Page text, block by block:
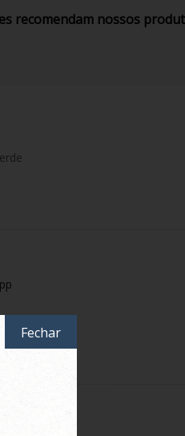
recomendam nossos
Fechar